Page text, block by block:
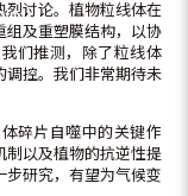
烈讨论。植物粒线体在
组及重塑膜结构，以协
们推测，除了粒线体
调控。我们非常期待未
碎片自噬中的关键作
制以及植物的抗逆性提
研究，有望为气候变